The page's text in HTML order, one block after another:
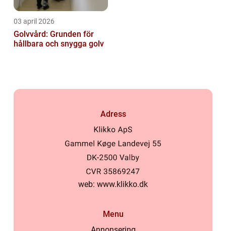
03 april 2026
Golvvård: Grunden för
hållbara och snygga golv
Adress
web: www.klikko.dk
Menu